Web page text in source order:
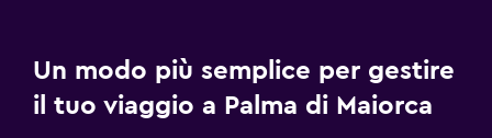
Un modo più semplice per gestire
il tuo viaggio a Palma di Maiorca